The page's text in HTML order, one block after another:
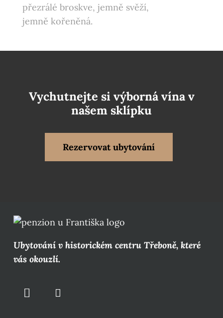
přezrálé broskve, jemně svěží,
jemně kořeněná.
Vychutnejte si výborná vína v
našem sklípku
Rezervovat ubytování
Ubytování v historickém centru Třeboně, které
vás okouzlí.